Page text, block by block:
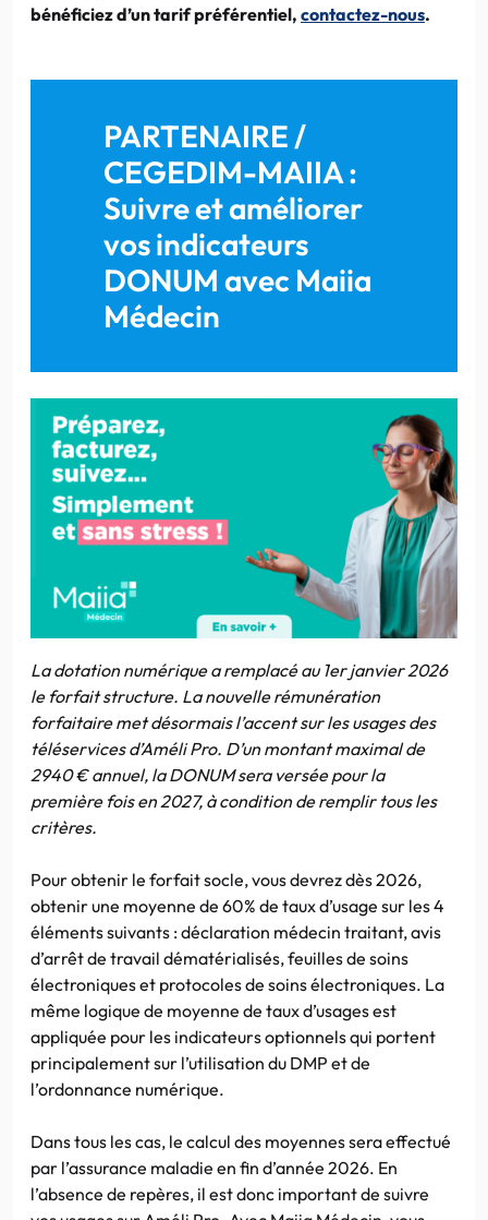
bénéficiez d’un tarif préférentiel, contactez-nous.
PARTENAIRE /
CEGEDIM-MAIIA :
Suivre et améliorer
vos indicateurs
DONUM avec Maiia
Médecin
La dotation numérique a remplacé au 1er janvier 2026
le forfait structure. La nouvelle rémunération
forfaitaire met désormais l’accent sur les usages des
téléservices d’Améli Pro. D’un montant maximal de
2940 € annuel, la DONUM sera versée pour la
première fois en 2027, à condition de remplir tous les
critères.
Pour obtenir le forfait socle, vous devrez dès 2026,
obtenir une moyenne de 60% de taux d’usage sur les 4
éléments suivants : déclaration médecin traitant, avis
d’arrêt de travail dématérialisés, feuilles de soins
électroniques et protocoles de soins électroniques. La
même logique de moyenne de taux d’usages est
appliquée pour les indicateurs optionnels qui portent
principalement sur l’utilisation du DMP et de
l’ordonnance numérique.
Dans tous les cas, le calcul des moyennes sera effectué
par l’assurance maladie en fin d’année 2026. En
l’absence de repères, il est donc important de suivre